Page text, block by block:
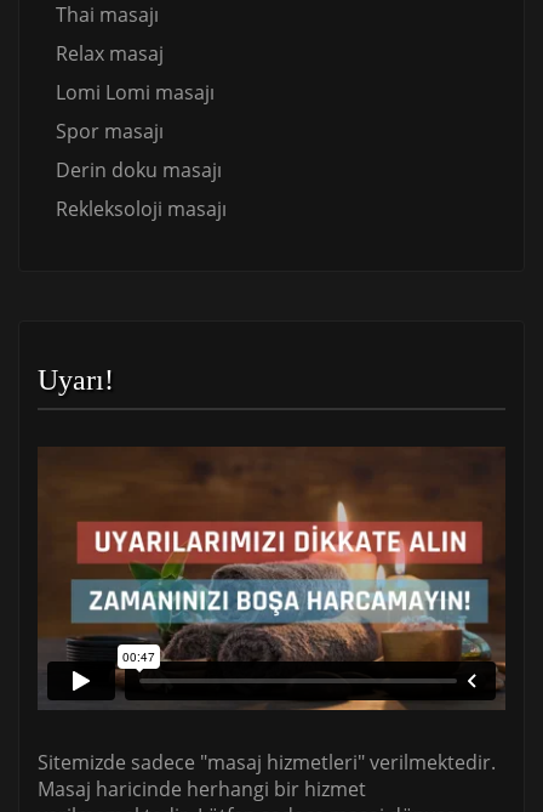
Thai masajı
Relax masaj
Lomi Lomi masajı
Spor masajı
Derin doku masajı
Rekleksoloji masajı
Uyarı!
Sitemizde sadece "masaj hizmetleri" verilmektedir.
Masaj haricinde herhangi bir hizmet